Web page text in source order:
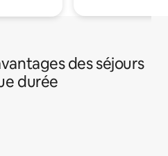
des séjours
durée